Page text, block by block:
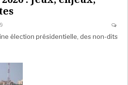
élection présidentielle, des non-dits